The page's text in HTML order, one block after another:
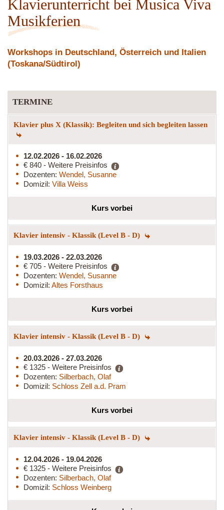
Klavierunterricht bei Musica Viva
Musikferien
Workshops in Deutschland, Österreich und Italien
(Toskana/Südtirol)
TERMINE
Klavier plus X (Klassik): Begleiten und sich begleiten lassen
12.02.2026 - 16.02.2026
€ 840 - Weitere Preisinfos
Dozenten: Wendel, Susanne
Domizil: Villa Weiss
Kurs vorbei
Klavier intensiv - Klassik (Level B - D)
19.03.2026 - 22.03.2026
€ 705 - Weitere Preisinfos
Dozenten: Wendel, Susanne
Domizil: Altes Forsthaus
Kurs vorbei
Klavier intensiv - Klassik (Level B - D)
20.03.2026 - 27.03.2026
€ 1325 - Weitere Preisinfos
Dozenten: Silberbach, Olaf
Domizil: Schloss Zell a.d. Pram
Kurs vorbei
Klavier intensiv - Klassik (Level B - D)
12.04.2026 - 19.04.2026
€ 1325 - Weitere Preisinfos
Dozenten: Silberbach, Olaf
Domizil: Schloss Weinberg